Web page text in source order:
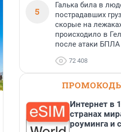
Ленобласти —
«Город Звёзд»
5
Галька била в
пострадавших
скорые на
происходило в
после атаки БПЛА
72 408
Интернет в
странах
роуминга и